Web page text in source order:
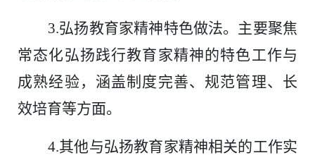
3.弘扬教育家精神特色做法。主要聚焦
常态化弘扬践行教育家精神的特色工作与
成熟经验，涵盖制度完善、规范管理、长
效培育等方面。
4.其他与弘扬教育家精神相关的工作实